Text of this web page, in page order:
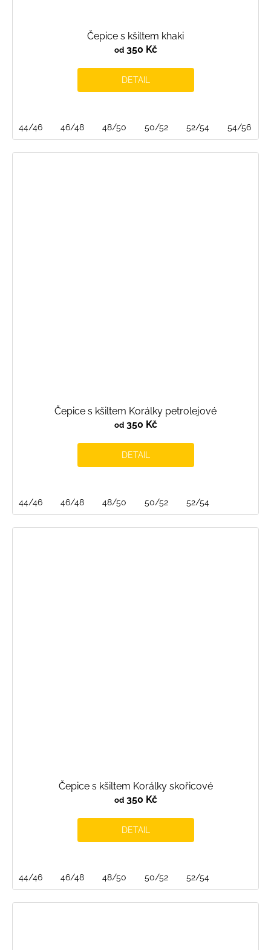
Čepice s kšiltem khaki
od350 Kč
DETAIL
44/46 46/48 48/50 50/52 52/54 54/56
Čepice s kšiltem Korálky petrolejové
od350 Kč
DETAIL
44/46 46/48 48/50 50/52 52/54
Čepice s kšiltem Korálky skořicové
od350 Kč
DETAIL
44/46 46/48 48/50 50/52 52/54